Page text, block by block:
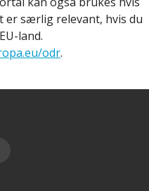
er særlig relevant, hvis du
land.
odr.